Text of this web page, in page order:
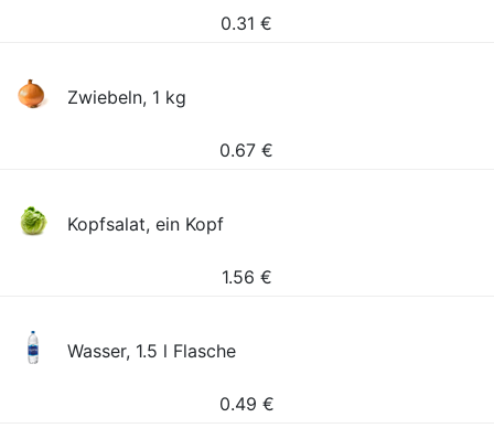
0.31 €
Zwiebeln, 1 kg
0.67 €
Kopfsalat, ein Kopf
1.56 €
Wasser, 1.5 l Flasche
0.49 €